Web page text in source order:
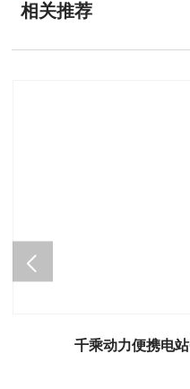
相关推荐
千乘动力便携电